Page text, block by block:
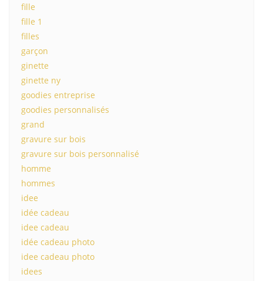
fille
fille 1
filles
garçon
ginette
ginette ny
goodies entreprise
goodies personnalisés
grand
gravure sur bois
gravure sur bois personnalisé
homme
hommes
idee
idée cadeau
idee cadeau
idée cadeau photo
idee cadeau photo
idees